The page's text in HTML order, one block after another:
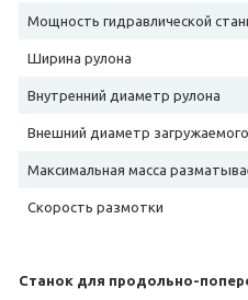
Мощность гидравлической
Ширина рулона
Внутренний диаметр рулона
Внешний диаметр
Максимальная масса
Скорость размотки
Станок для продольно-